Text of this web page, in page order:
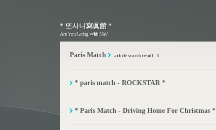
* 또사니寫眞館 *
Are You Going With Me?
* 또사니寫眞館 *
Are You Going With Me?
Paris Match article search result : 3
* paris match - ROCKSTAR *
* Paris Match - Driving Home For Christmas *